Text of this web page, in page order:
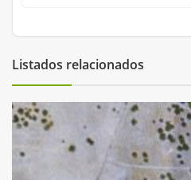
Listados relacionados